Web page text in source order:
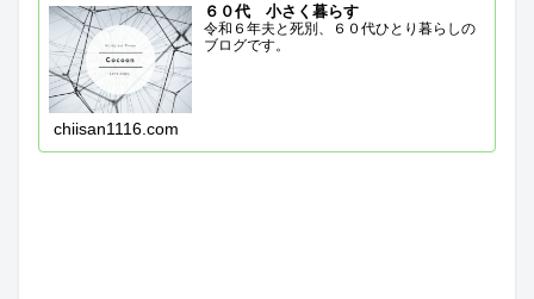
６０代 小さく暮らす
令和６年夫と死別、６０代ひとり暮らしの
ブログです。
chiisan1116.com